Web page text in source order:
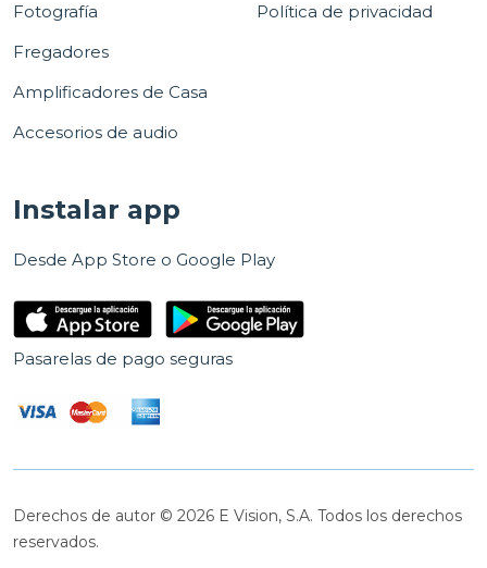
Fotografía
Fregadores
Amplificadores de Casa
Accesorios de audio
Política de privacidad
Instalar app
Desde App Store o Google Play
Pasarelas de pago seguras
Derechos de autor © 2026 E Vision, S.A. Todos los derechos
reservados.